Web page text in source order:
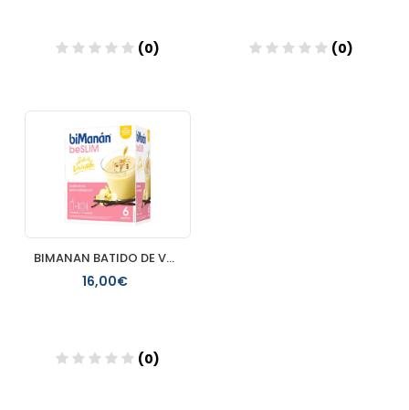
(0) (0)
BIMANAN BATIDO DE VAINILLA
16,00€
(0)